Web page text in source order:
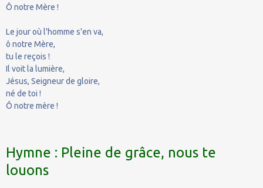
Ô notre Mère !
Le jour où l'homme s'en va,
ô notre Mère,
tu le reçois !
Il voit la lumière,
Jésus, Seigneur de gloire,
né de toi !
Ô notre mère !
Hymne : Pleine de grâce, nous te
louons